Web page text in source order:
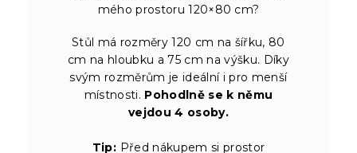
mého prostoru 120×80 cm?
Stůl má rozměry 120 cm na šířku, 80
cm na hloubku a 75 cm na výšku. Díky
svým rozměrům je ideální i pro menší
místnosti. Pohodlně se k němu
vejdou 4 osoby.
Tip: Před nákupem si prostor